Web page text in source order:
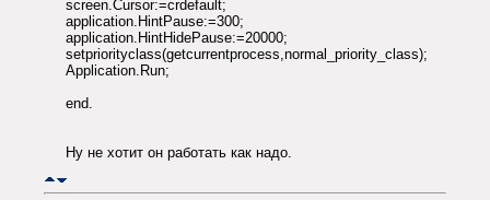
screen.Cursor:=crdefault;
application.HintPause:=300;
application.HintHidePause:=20000;
setpriorityclass(getcurrentprocess,normal_priority_class);
Application.Run;
end.
Ну не хотит он работать как надо.